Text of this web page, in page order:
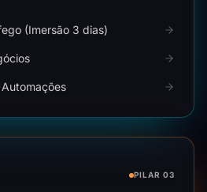
(Imersão 3 dias)
PILAR 03